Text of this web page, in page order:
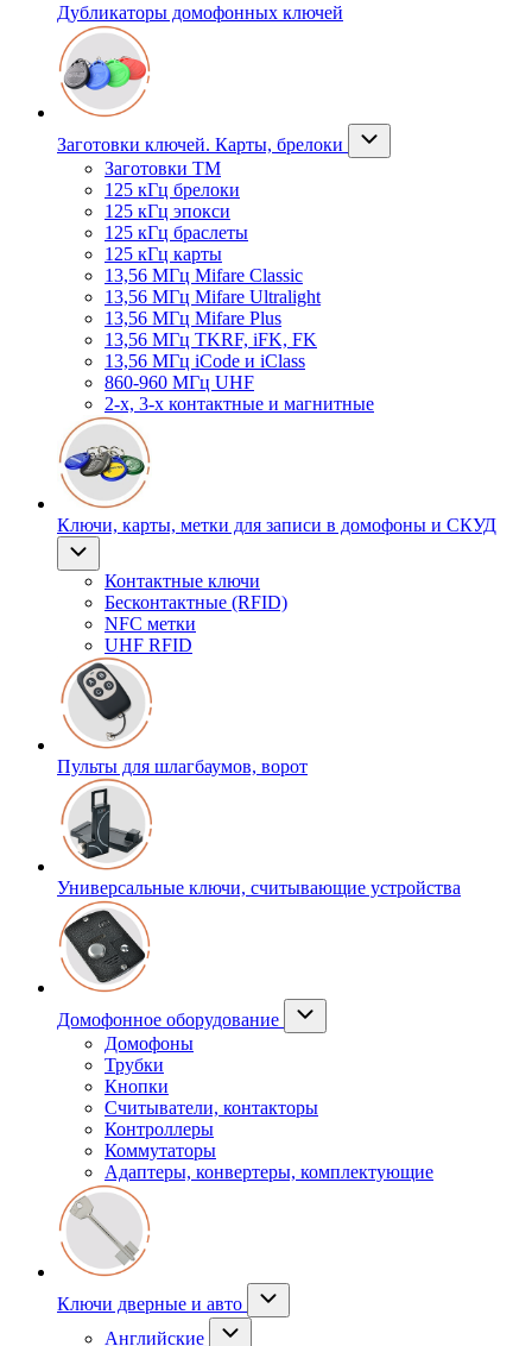
Дубликаторы домофонных ключей
Заготовки ключей. Карты, брелоки
Заготовки ТМ
125 кГц брелоки
125 кГц эпокси
125 кГц браслеты
125 кГц карты
13,56 МГц Mifare Classic
13,56 МГц Mifare Ultralight
13,56 МГц Mifare Plus
13,56 МГц TKRF, iFK, FK
13,56 МГц iCode и iClass
860-960 МГц UHF
2-х, 3-х контактные и магнитные
Ключи, карты, метки для записи в домофоны и СКУД
Контактные ключи
Бесконтактные (RFID)
NFC метки
UHF RFID
Пульты для шлагбаумов, ворот
Универсальные ключи, считывающие устройства
Домофонное оборудование
Домофоны
Трубки
Кнопки
Считыватели, контакторы
Контроллеры
Коммутаторы
Адаптеры, конвертеры, комплектующие
Ключи дверные и авто
Английские